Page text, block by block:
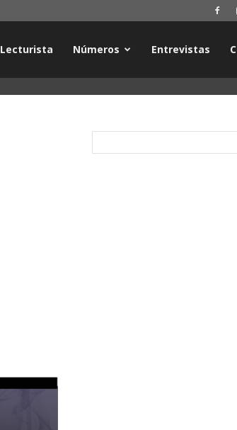
Lecturista Números Entrevistas